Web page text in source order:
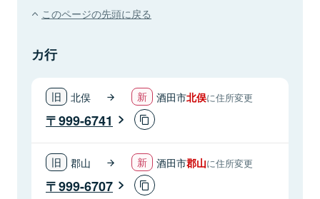
このページの先頭に戻る
カ行
北俣 酒田市北俣に住所変更
999-6741
郡山 酒田市郡山に住所変更
999-6707